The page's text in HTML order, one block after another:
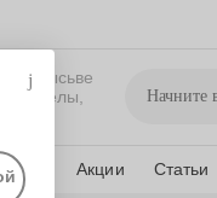
в Лысьве
Акции Статьи